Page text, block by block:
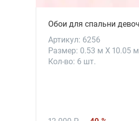
Артикул: 6256
Размер: 0.53 м X 10.05 м
Кол-во: 6 шт.